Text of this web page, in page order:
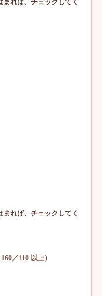
れば、チェックしてく
れば、チェックしてく
／110 以上）